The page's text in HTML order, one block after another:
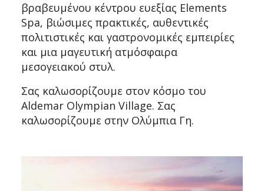
βραβευμένου κέντρου ευεξίας Elements
Spa, βιώσιμες πρακτικές, αυθεντικές
πολιτιστικές και γαστρονομικές εμπειρίες
και μια μαγευτική ατμόσφαιρα
μεσογειακού στυλ.
Σας καλωσορίζουμε στον κόσμο του
Aldemar Olympian Village. Σας
καλωσορίζουμε στην Ολύμπια Γη.